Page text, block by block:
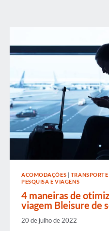
ACOMODAÇÕES | TRANSPORTE
PESQUISA E VIAGENS
4 maneiras de
viagem Bleisure de
20 de julho de 2022